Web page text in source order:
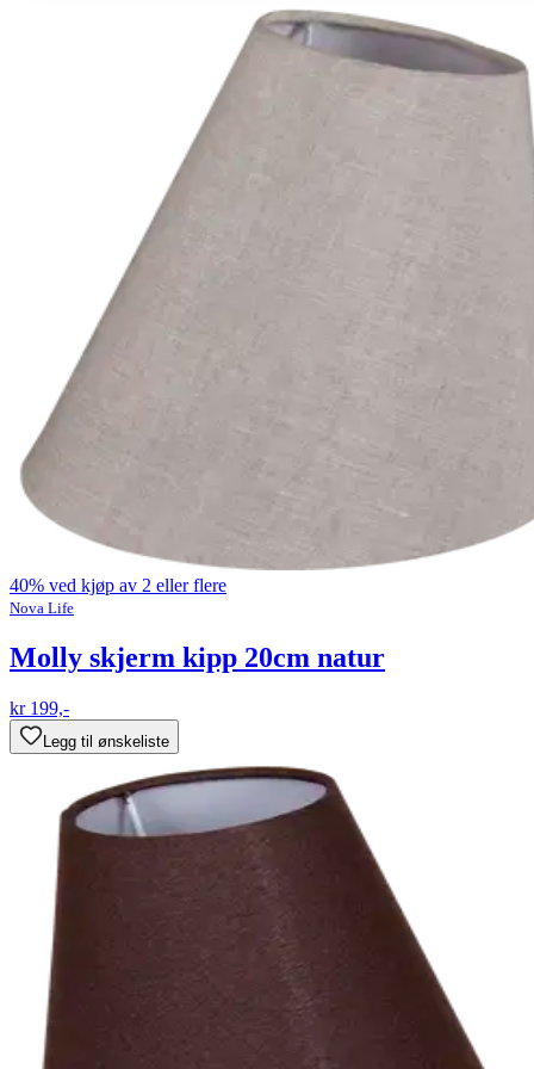
40% ved kjøp av 2 eller flere
Nova Life
Molly skjerm kipp 20cm natur
kr 199,-
Legg til ønskeliste